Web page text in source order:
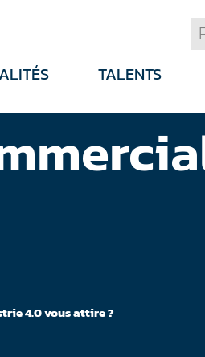
TALENTS
4.0 vous attire ?